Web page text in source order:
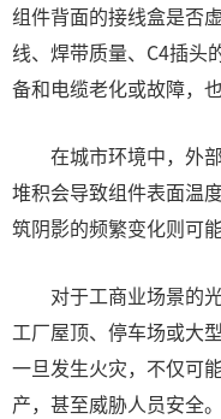
组件背面的接线盒是否
线、焊带质量、C4插头
备和电缆老化或故障，
在城市环境中，外
堆积会导致组件表面温
筑阴影的频繁变化则可
对于工商业场景的
工厂屋顶、停车场或大
一旦发生火灾，不仅可
产，甚至威胁人员安全